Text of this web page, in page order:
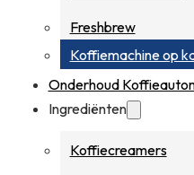
Freshbrew
Koffiemachine op
Onderhoud
Ingrediënten
Koffiecreamers